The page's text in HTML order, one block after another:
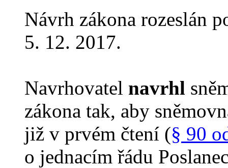
Návrh zákona rozeslán
5. 12. 2017.
Navrhovatel navrhl
zákona tak, aby
již v prvém čtení (§ 90
o jednacím řádu